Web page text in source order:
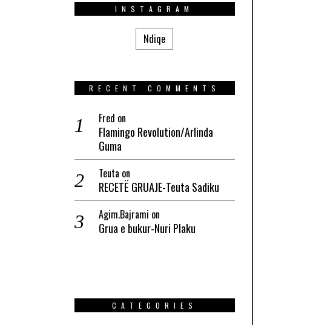
INSTAGRAM
Ndiqe
RECENT COMMENTS
Fred on
Flamingo Revolution/Arlinda
Guma
Teuta on
RECETË GRUAJE-Teuta Sadiku
Agim.Bajrami on
Grua e bukur-Nuri Plaku
CATEGORIES